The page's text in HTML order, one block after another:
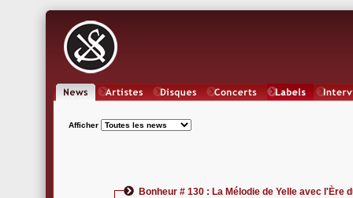
Afficher
Bonheur # 130 : La Mélodie de Yelle avec l'Ère